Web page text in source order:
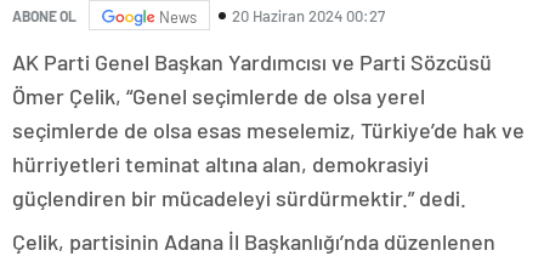
ABONE OL News 20 Haziran 2024 00:27
AK Parti Genel Başkan Yardımcısı ve Parti Sözcüsü
Ömer Çelik, “Genel seçimlerde de olsa yerel
seçimlerde de olsa esas meselemiz, Türkiye’de hak ve
hürriyetleri teminat altına alan, demokrasiyi
güçlendiren bir mücadeleyi sürdürmektir.” dedi.
Çelik, partisinin Adana İl Başkanlığı’nda düzenlenen